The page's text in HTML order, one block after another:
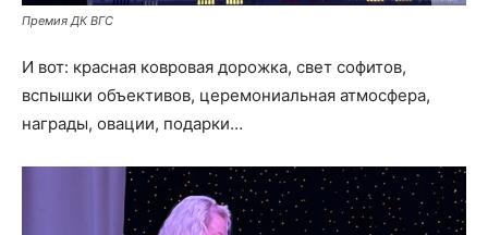
Премия ДК ВГС
И вот: красная ковровая дорожка, свет софитов,
вспышки объективов, церемониальная атмосфера,
награды, овации, подарки…